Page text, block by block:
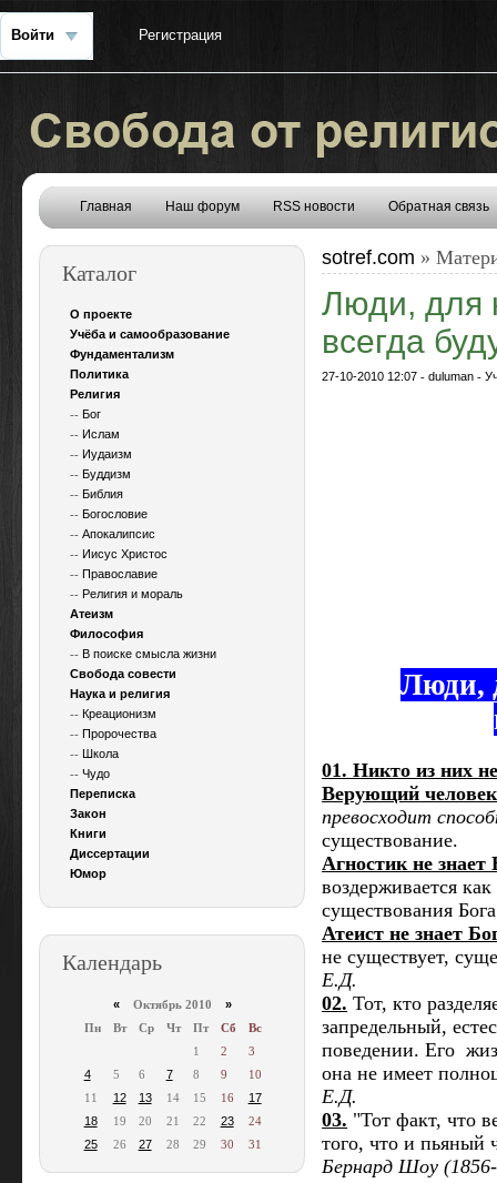
Войти Регистрация
Главная Наш форум RSS новости Обратная связь
Каталог
О проекте
Учёба и самообразование
Фундаментализм
Политика
Религия
-- Бог
-- Ислам
-- Иудаизм
-- Буддизм
-- Библия
-- Богословие
--Апокалипсис
-- Иисус Христос
--Православие
-- Религия и мораль
Атеизм
Философия
-- В поиске смысла жизни
Свобода совести
Наука и религия
-- Креационизм
--Пророчества
-- Школа
--Чудо
Переписка
Закон
Книги
Диссертации
Юмор
Календарь
« Октябрь 2010»
Пн
Вт Ср Чт Пт Сб
Вс
1
2
3
4
5 6 7 8 9
10
11
12 13 14 15 16
17
18
19 20 21 22 23
24
25
26 27 28 29 30 31
sotref.com »
Люди, для
всегда
27-10-2010 12:07 -duluman -
Люди,
01. Никто из них
Верующий человек
превосходит
существование.
Агностик не знает
воздерживается
существования
Атеист не знает
не существует,
Е.Д.
02. Тот, кто
запредельный,
поведении. Его
она не имеет
Е.Д.
03. "Тот факт, что
того, что и пьяный
Бернард Шоу (1856-